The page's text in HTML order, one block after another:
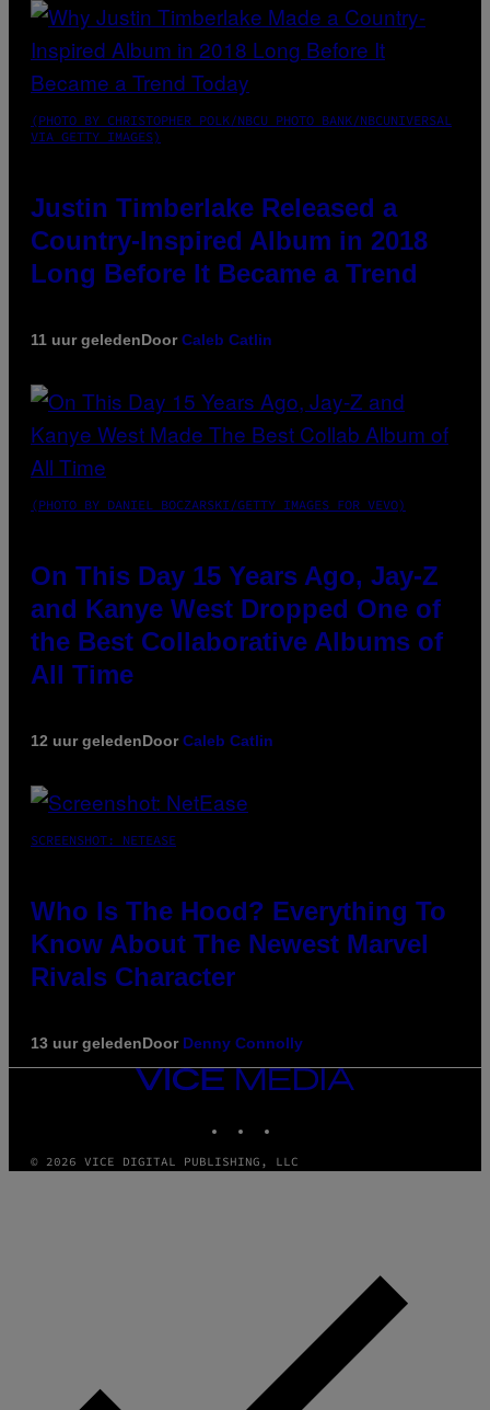
(PHOTO BY CHRISTOPHER POLK/NBCU PHOTO BANK/NBCUNIVERSAL
VIA GETTY IMAGES)
Justin Timberlake Released a
Country-Inspired Album in 2018
Long Before It Became a Trend
11 uur geledenDoorCaleb Catlin
(PHOTO BY DANIEL BOCZARSKI/GETTY IMAGES FOR VEVO)
On This Day 15 Years Ago, Jay-Z
and Kanye West Dropped One of
the Best Collaborative Albums of
All Time
12 uur geledenDoorCaleb Catlin
SCREENSHOT: NETEASE
Who Is The Hood? Everything To
Know About The Newest Marvel
Rivals Character
13 uur geledenDoor Denny Connolly
VICE
MEDIA
© 2026 VICE DIGITAL PUBLISHING, LLC